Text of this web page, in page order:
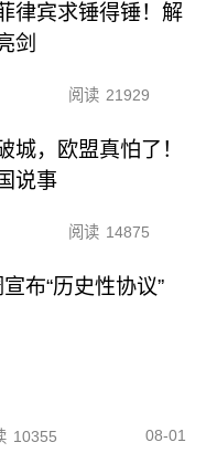
律宾求锤得锤！解
剑
阅读 21929
城，欧盟真怕了！
说事
阅读 14875
布“历史性协议”
10355 08-01